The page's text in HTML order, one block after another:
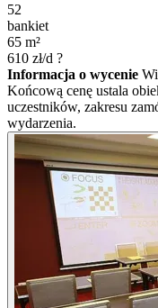
52
bankiet
65 m²
610 zł/d ?
Informacja o wycenie
Końcową cenę ustala
uczestników, zakresu
wydarzenia.